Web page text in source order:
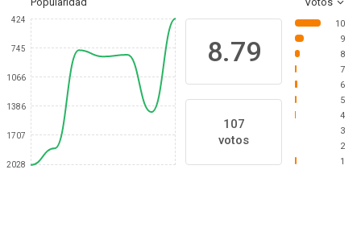
424
745
1066
1386
1707
2028
8.79
107
votos
10
9
8
7
6
5
4
3
2
1